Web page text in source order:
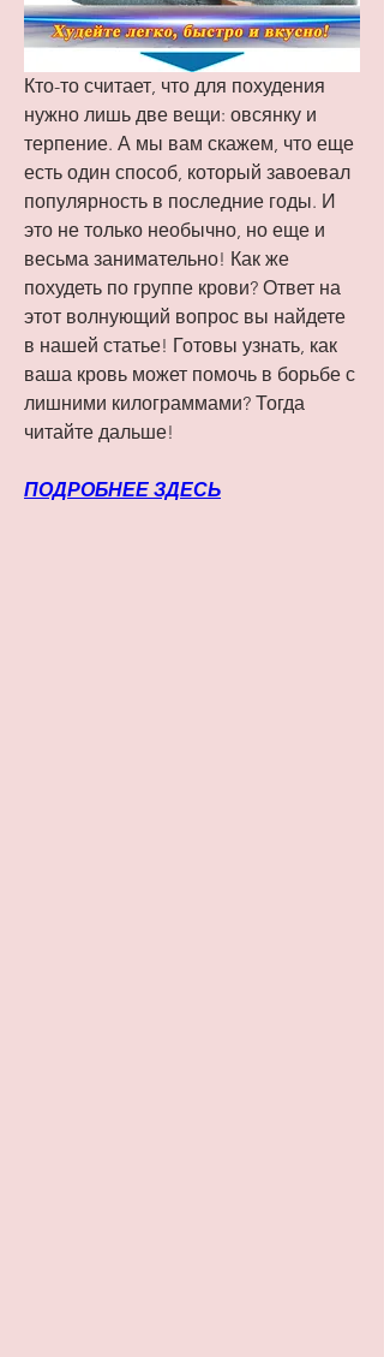
Кто-то считает, что для похудения
нужно лишь две вещи: овсянку и
терпение. А мы вам скажем, что еще
есть один способ, который завоевал
популярность в последние годы. И
это не только необычно, но еще и
весьма занимательно! Как же
похудеть по группе крови? Ответ на
этот волнующий вопрос вы найдете
в нашей статье! Готовы узнать, как
ваша кровь может помочь в борьбе с
лишними килограммами? Тогда
читайте дальше!
ПОДРОБНЕЕ ЗДЕСЬ